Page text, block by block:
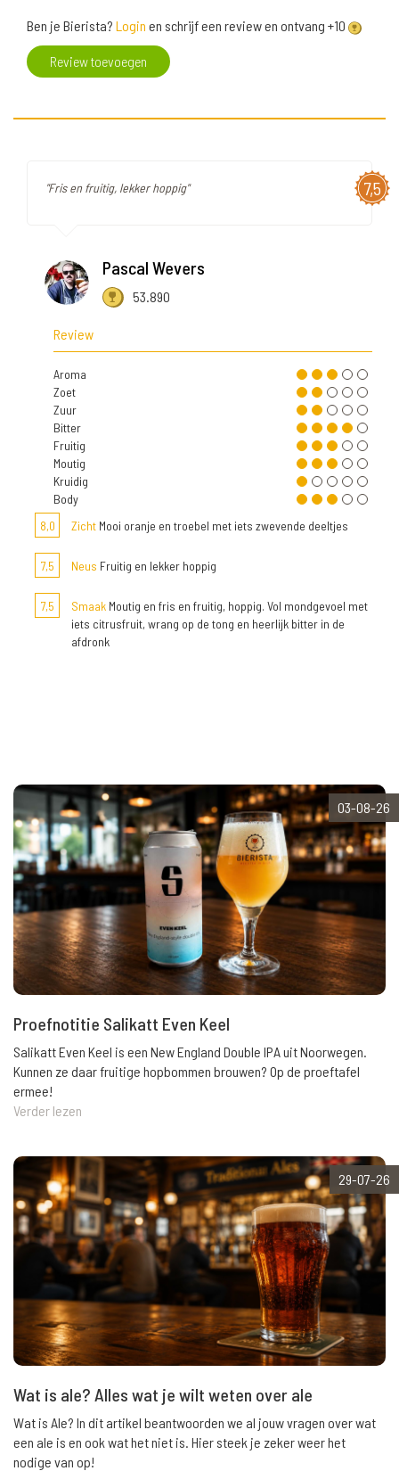
Ben je Bierista? Login en schrijf een review en ontvang +10
Review toevoegen
7,5
"Fris en fruitig, lekker hoppig"
Pascal Wevers
53.890
Review
Aroma
Zoet
Zuur
Bitter
Fruitig
Moutig
Kruidig
Body
8,0
Zicht Mooi oranje en troebel met iets zwevende deeltjes
7,5 Neus Fruitig en lekker hoppig
7,5 Smaak Moutig en fris en fruitig, hoppig. Vol mondgevoel met
iets citrusfruit, wrang op de tong en heerlijk bitter in de
afdronk
03-08-26
Proefnotitie Salikatt Even Keel
Salikatt Even Keel is een New England Double IPA uit Noorwegen.
Kunnen ze daar fruitige hopbommen brouwen? Op de proeftafel
ermee!
Verder lezen
29-07-26
Wat is ale? Alles wat je wilt weten over ale
Wat is Ale? In dit artikel beantwoorden we al jouw vragen over wat
een ale is en ook wat het niet is. Hier steek je zeker weer het
nodige van op!